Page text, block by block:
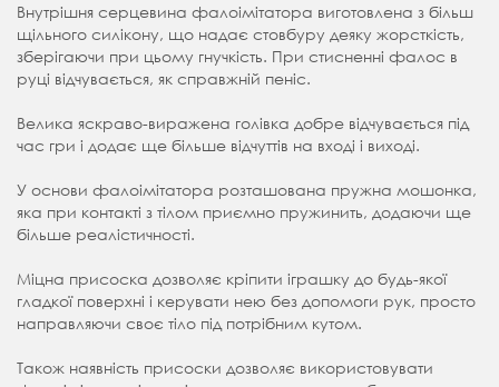
Внутрішня серцевина фалоімітатора виготовлена з більш
щільного силікону, що надає стовбуру деяку жорсткість,
зберігаючи при цьому гнучкість. При стисненні фалос в
руці відчувається, як справжній пеніс.
Велика яскраво-виражена голівка добре відчувається під
час гри і додає ще більше відчуттів на вході і виході.
У основи фалоімітатора розташована пружна мошонка,
яка при контакті з тілом приємно пружинить, додаючи ще
більше реалістичності.
Міцна присоска дозволяє кріпити іграшку до будь-якої
гладкої поверхні і керувати нею без допомоги рук, просто
направляючи своє тіло під потрібним кутом.
Також наявність присоски дозволяє використовувати